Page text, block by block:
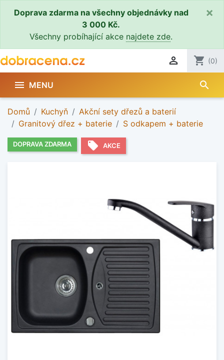
Doprava zdarma na všechny objednávky nad
3 000 Kč.
Všechny probíhající akce najdete zde.
×
 shopping_cart (0)
 MENU search
Domů Kuchyň
Akční sety dřezů a baterií
Granitový dřez + baterie
S odkapem + baterie
DOPRAVA ZDARMA local_offer AKCE